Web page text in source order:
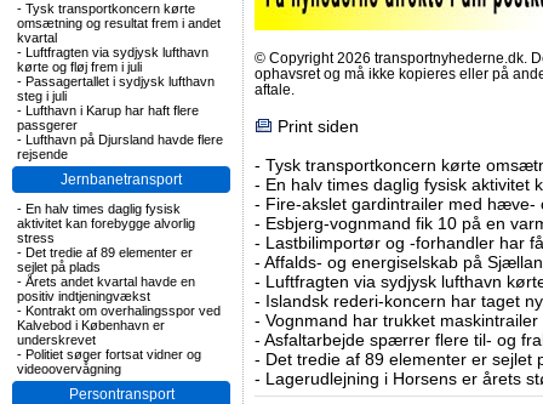
- Tysk transportkoncern kørte
omsætning og resultat frem i andet
kvartal
- Luftfragten via sydjysk lufthavn
kørte og fløj frem i juli
- Passagertallet i sydjysk lufthavn
steg i juli
- Lufthavn i Karup har haft flere
passgerer
- Lufthavn på Djursland havde flere
rejsende
Jernbanetransport
- En halv times daglig fysisk
aktivitet kan forebygge alvorlig
stress
- Det tredie af 89 elementer er
sejlet på plads
- Årets andet kvartal havde en
positiv indtjeningvækst
- Kontrakt om overhalingsspor ved
Kalvebod i København er
underskrevet
- Politiet søger fortsat vidner og
videoovervågning
Persontransport
© Copyright 2026 transportnyhederne.dk.
ophavsret og må ikke kopieres eller på
aftale.
Print siden
- Tysk transportkoncern kørte
- En halv times daglig fysisk aktivitet
- Fire-akslet gardintrailer med hæve-
- Esbjerg-vognmand fik 10 på en
- Lastbilimportør og -forhandler har
- Affalds- og energiselskab på
- Luftfragten via sydjysk lufthavn
- Islandsk rederi-koncern har taget
- Vognmand har trukket
- Asfaltarbejde spærrer flere til- og
- Det tredie af 89 elementer er sejlet
- Lagerudlejning i Horsens er årets